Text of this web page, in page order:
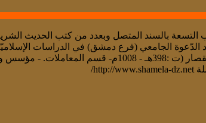
بالسند المتصل وبعدد من كتب الحديث
الجامعي (فرع دمشق) في الدراسات
عيون الأدلّة - للقاضي أبي الحسن علي بن أحمد المالكي